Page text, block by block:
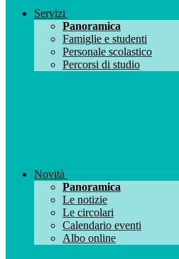
Servizi
Panoramica
Famiglie e studenti
Personale scolastico
Percorsi di studio
Novità
Panoramica
Le notizie
Le circolari
Calendario eventi
Albo online